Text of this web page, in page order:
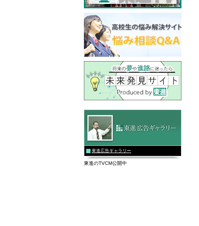
東進広告ギャラリー
東進のTVCM公開中